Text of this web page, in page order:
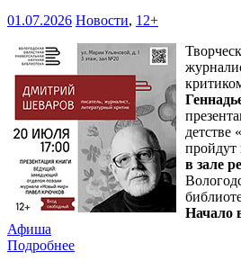
01.07.2026 Новости, 12+
пройдут
в зале
Начало
Афиша
Подробнее